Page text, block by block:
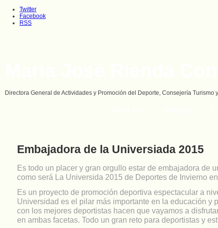
Twitter
Facebook
RSS
Directora General de Actividades y Promoción del Deporte, Consejería Turismo
Embajadora de la Universiada 2015
Es todo un placer y gran orgullo estar de embajadora de
como será La Universida 2015 de Deportes de Invierno
Es un proyecto de promoción deportiva espectacular a
Universidad es el pilar más importante en la educación y
con los mejores deportistas hacen que vayamos a
en ambas facetas. Todo un gran reto para deportistas y